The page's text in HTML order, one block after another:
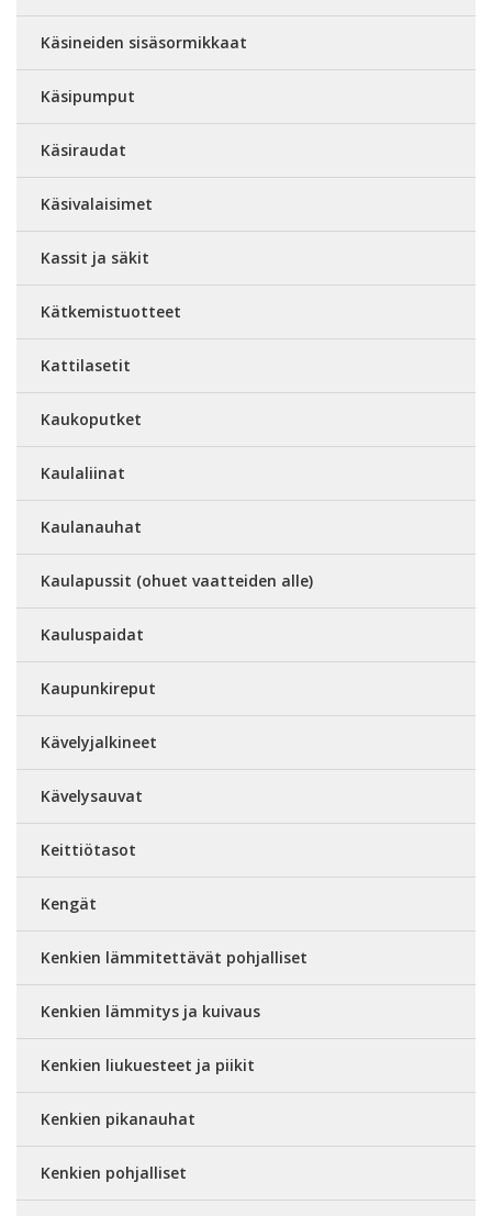
Käsineiden sisäsormikkaat
Käsipumput
Käsiraudat
Käsivalaisimet
Kassit ja säkit
Kätkemistuotteet
Kattilasetit
Kaukoputket
Kaulaliinat
Kaulanauhat
Kaulapussit (ohuet vaatteiden alle)
Kauluspaidat
Kaupunkireput
Kävelyjalkineet
Kävelysauvat
Keittiötasot
Kengät
Kenkien lämmitettävät pohjalliset
Kenkien lämmitys ja kuivaus
Kenkien liukuesteet ja piikit
Kenkien pikanauhat
Kenkien pohjalliset